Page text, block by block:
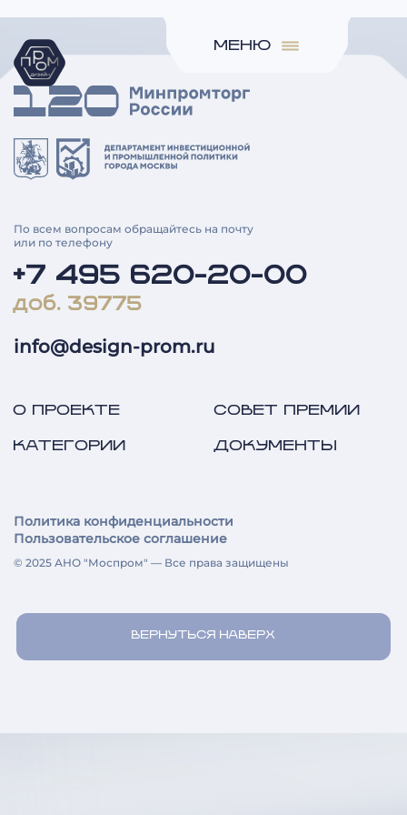
МЕНЮ
По всем вопросам обращайтесь на почту
или по телефону
+7 495 620-20-00
доб. 39775
info@design-prom.ru
О ПРОЕКТЕ
КАТЕГОРИИ
СОВЕТ ПРЕМИИ
ДОКУМЕНТЫ
Политика конфиденциальности
Пользовательское соглашение
© 2025 АНО "Моспром" — Все права защищены
ВЕРНУТЬСЯ НАВЕРХ